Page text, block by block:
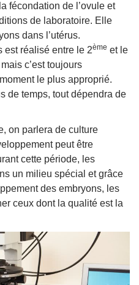
fécondation de l’ovule et
de laboratoire. Elle
dans l’utérus.
est réalisé entre le 2ème et le
c’est toujours
le plus approprié.
de temps, tout dépendra de
on parlera de culture
peut être
cette période, les
un milieu spécial et grâce
des embryons, les
ceux dont la qualité est la